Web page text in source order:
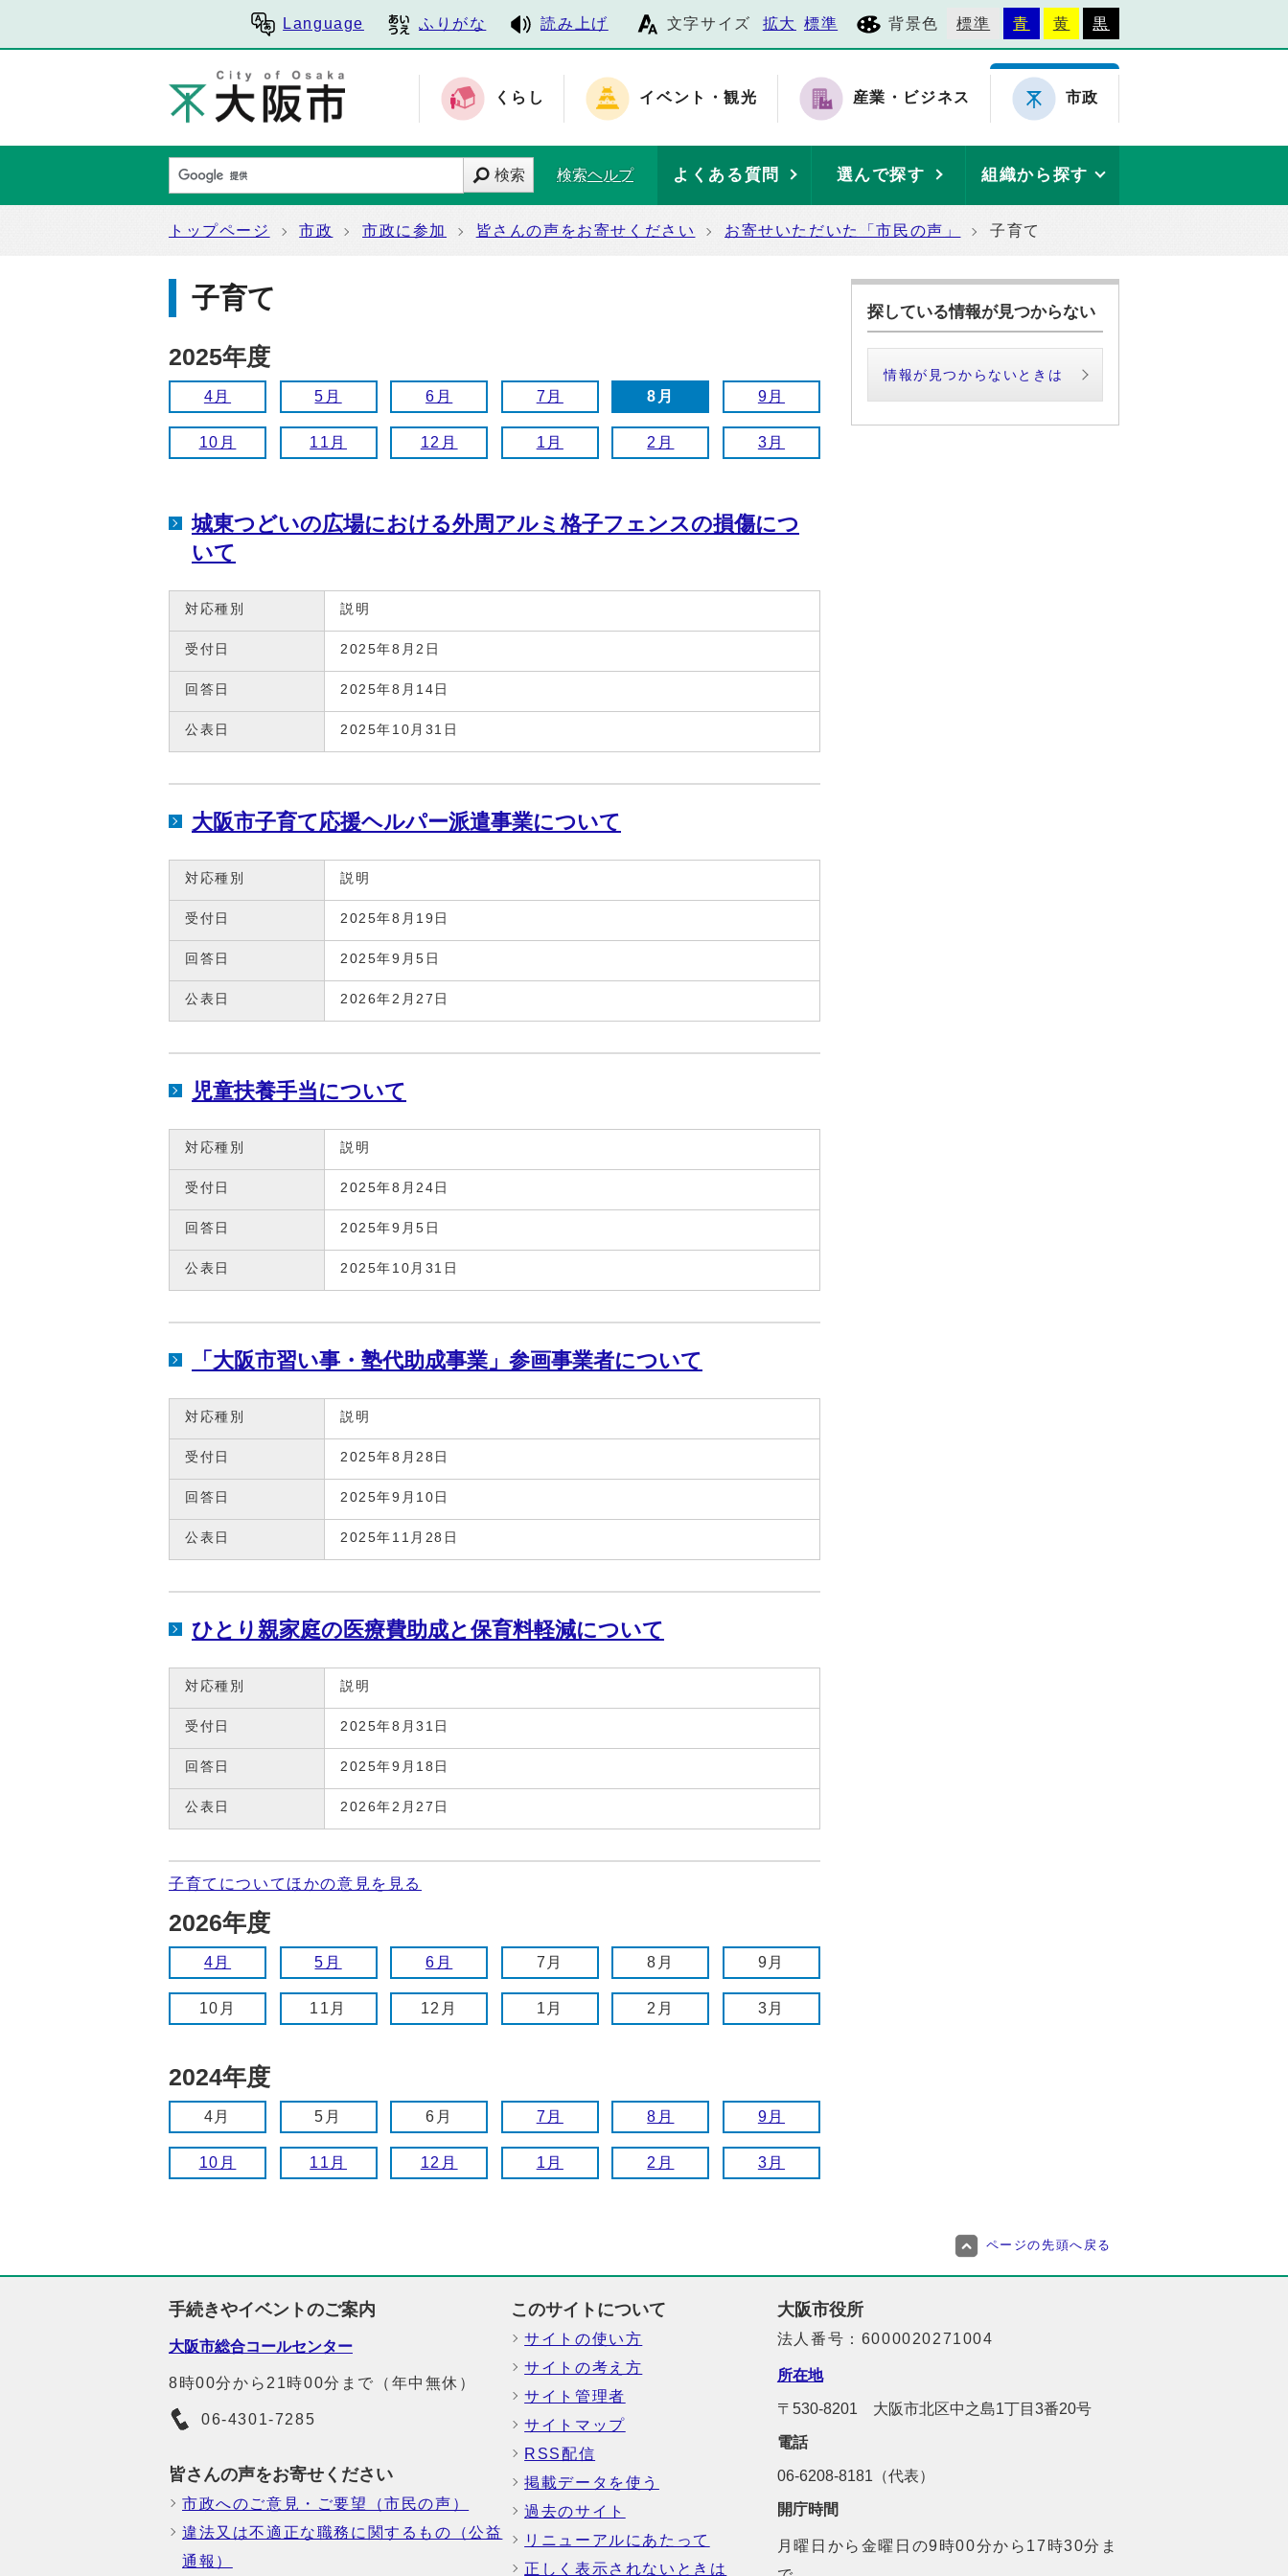
Language ふりがな 読み上げ 文字サイズ 拡大 標準 背景色 標準 青 黄 黒
くらし イベント・観光 産業・ビジネス 市政
検索 検索ヘルプ よくある質問 選んで探す 組織から探す
トップページ 市政 市政に参加 皆さんの声をお寄せください お寄せいただいた「市民の声」 子育て
子育て
2025年度
4月 5月 6月 7月 8月 9月
10月 11月 12月 1月 2月 3月
城東つどいの広場における外周アルミ格子フェンスの損傷につ
いて
対応種別 説明
受付日 2025年8月2日
回答日 2025年8月14日
公表日 2025年10月31日
大阪市子育て応援ヘルパー派遣事業について
対応種別 説明
受付日 2025年8月19日
回答日 2025年9月5日
公表日 2026年2月27日
児童扶養手当について
対応種別 説明
受付日 2025年8月24日
回答日 2025年9月5日
公表日 2025年10月31日
「大阪市習い事・塾代助成事業」参画事業者について
対応種別 説明
受付日 2025年8月28日
回答日 2025年9月10日
公表日 2025年11月28日
ひとり親家庭の医療費助成と保育料軽減について
対応種別 説明
受付日 2025年8月31日
回答日 2025年9月18日
公表日 2026年2月27日
子育てについてほかの意見を見る
2026年度
4月 5月 6月 7月 8月 9月
10月 11月 12月 1月 2月 3月
2024年度
4月 5月 6月 7月 8月 9月
10月 11月 12月 1月 2月 3月
探している情報が見つからない
情報が見つからないときは
ページの先頭へ戻る
手続きやイベントのご案内
大阪市総合コールセンター
8時00分から21時00分まで（年中無休）
06-4301-7285
皆さんの声をお寄せください
市政へのご意見・ご要望（市民の声）
違法又は不適正な職務に関するもの（公益
通報）
このサイトについて
サイトの使い方
サイトの考え方
サイト管理者
サイトマップ
RSS配信
掲載データを使う
過去のサイト
リニューアルにあたって
正しく表示されないときは
大阪市役所
法人番号：6000020271004
所在地
〒530-8201 大阪市北区中之島1丁目3番20号
電話
06-6208-8181（代表）
開庁時間
月曜日から金曜日の9時00分から17時30分ま